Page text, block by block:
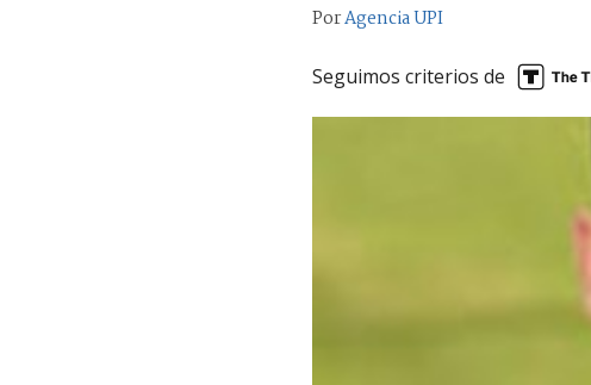
PorAgencia UPI
Seguimos criterios de